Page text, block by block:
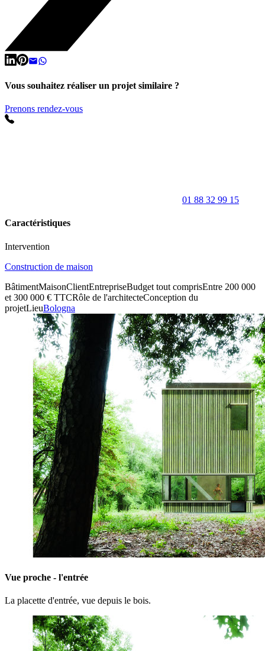
Vous souhaitez réaliser un projet similaire ?
Prenons rendez-vous
01 88 32 99 15
Caractéristiques
Intervention
Construction de maison
BâtimentMaisonClientEntrepriseBudget tout comprisEntre 200 000
et 300 000 € TTCRôle de l'architecteConception du
projetLieuBologna
Vue proche - l'entrée
La placette d'entrée, vue depuis le bois.